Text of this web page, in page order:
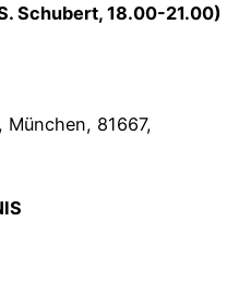
Schubert, 18.00-21.00)
81667,